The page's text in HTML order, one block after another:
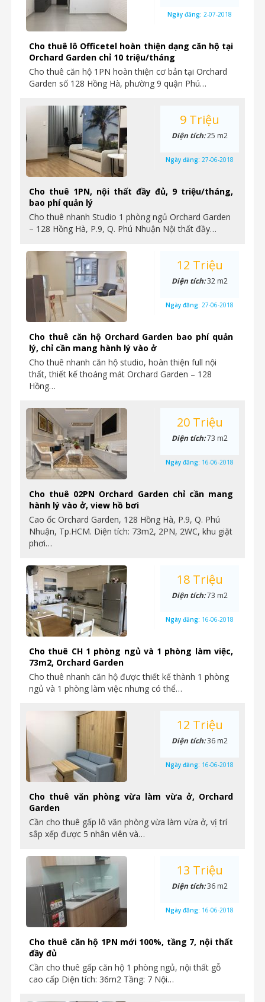
Cho thuê lô Officetel hoàn thiện dạng căn hộ tại
Orchard Garden chỉ 10 triệu/tháng
Cho thuê căn hộ 1PN hoàn thiện cơ bản tại Orchard
Garden số 128 Hồng Hà, phường 9 quận Phú…
Ngày đăng: 2-07-2018
Cho thuê 1PN, nội thất đầy đủ, 9 triệu/tháng,
bao phí quản lý
Cho thuê nhanh Studio 1 phòng ngủ Orchard Garden
– 128 Hồng Hà, P.9, Q. Phú Nhuận Nội thất đầy…
9 Triệu
Diện tích:25 m2
Ngày đăng: 27-06-2018
Cho thuê căn hộ Orchard Garden bao phí quản
lý, chỉ cần mang hành lý vào ở
Cho thuê nhanh căn hộ studio, hoàn thiện full nội
thất, thiết kế thoáng mát Orchard Garden – 128
Hồng…
12 Triệu
Diện tích:32 m2
Ngày đăng: 27-06-2018
Cho thuê 02PN Orchard Garden chỉ cần mang
hành lý vào ở, view hồ bơi
Cao ốc Orchard Garden, 128 Hồng Hà, P.9, Q. Phú
Nhuận, Tp.HCM. Diện tích: 73m2, 2PN, 2WC, khu giặt
phơi…
20 Triệu
Diện tích:73 m2
Ngày đăng: 16-06-2018
Cho thuê CH 1 phòng ngủ và 1 phòng làm việc,
73m2, Orchard Garden
Cho thuê nhanh căn hộ được thiết kế thành 1 phòng
ngủ và 1 phòng làm việc nhưng có thể…
18 Triệu
Diện tích:73 m2
Ngày đăng: 16-06-2018
Cho thuê văn phòng vừa làm vừa ở, Orchard
Garden
Cần cho thuê gấp lô văn phòng vừa làm vừa ở, vị trí
sắp xếp được 5 nhân viên và…
12 Triệu
Diện tích:36 m2
Ngày đăng: 16-06-2018
Cho thuê căn hộ 1PN mới 100%, tầng 7, nội thất
đầy đủ
Cần cho thuê gấp căn hộ 1 phòng ngủ, nội thất gỗ
cao cấp Diện tích: 36m2 Tầng: 7 Nội…
13 Triệu
Diện tích:36 m2
Ngày đăng: 16-06-2018